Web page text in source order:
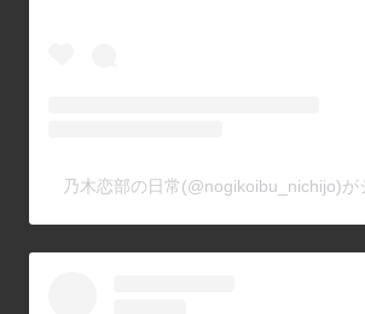
乃木恋部の日常(@nogikoibu_nichijo)が